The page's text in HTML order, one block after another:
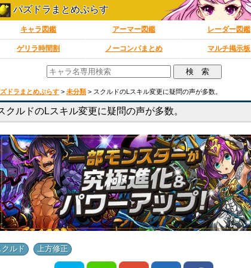
パズドラまとめぷらす
キャラ図鑑 アーマー図鑑 レーダー図鑑
ゲリラ時間割 ノーコンパまとめ マルチ掲示板
ドラまとめぷらす > 未分類 > スクルドのLスキル変更に疑問の声が多数。
クルドのLスキル変更に疑問の声が多数。
クルド 上方修正